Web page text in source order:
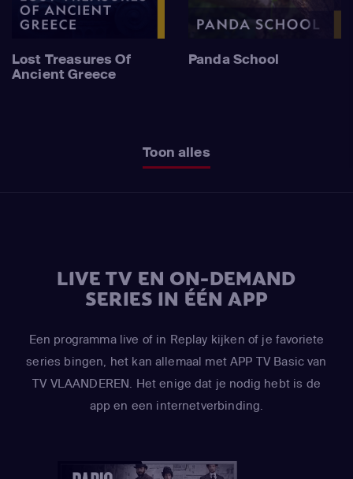
Lost Treasures Of
Ancient Greece
Panda School
Toon alles
LIVE TV EN ON-DEMAND
SERIES IN ÉÉN APP
Een programma live of in Replay kijken of je favoriete
series bingen, het kan allemaal met APP TV Basic van
TV VLAANDEREN. Het enige dat je nodig hebt is de
app en een internetverbinding.